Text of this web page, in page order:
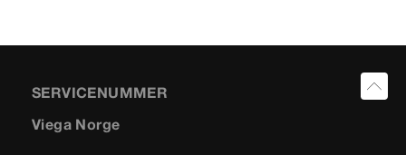
SERVICENUMMER
Viega Norge